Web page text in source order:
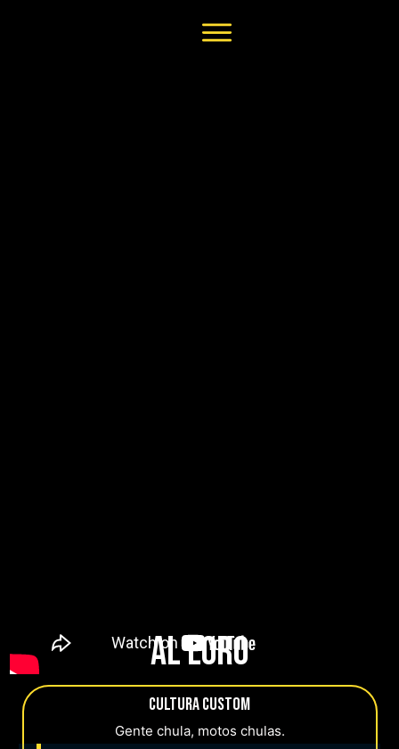
cultura custom
Gente chula, motos chulas.
al loro